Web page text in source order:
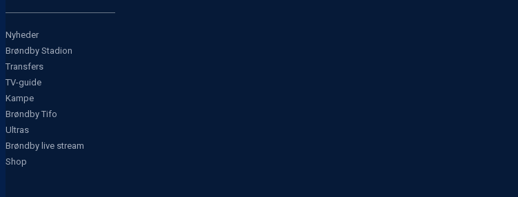
Nyheder
Brøndby Stadion
Transfers
TV-guide
Kampe
Brøndby Tifo
Ultras
Brøndby live stream
Shop